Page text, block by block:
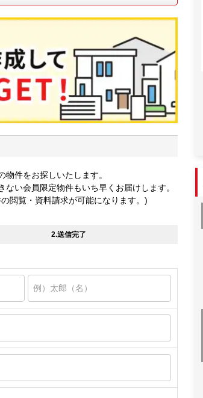
件をお探しいたします。
い会員限定物件もいち早くお届けします。
閲覧・資料請求が可能になります。)
2.送信完了